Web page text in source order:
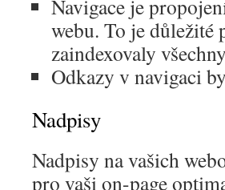
Navigace je
webu. To je důležité
zaindexovaly
Odkazy v navigaci
Nadpisy
Nadpisy na vašich
pro vaši on-page